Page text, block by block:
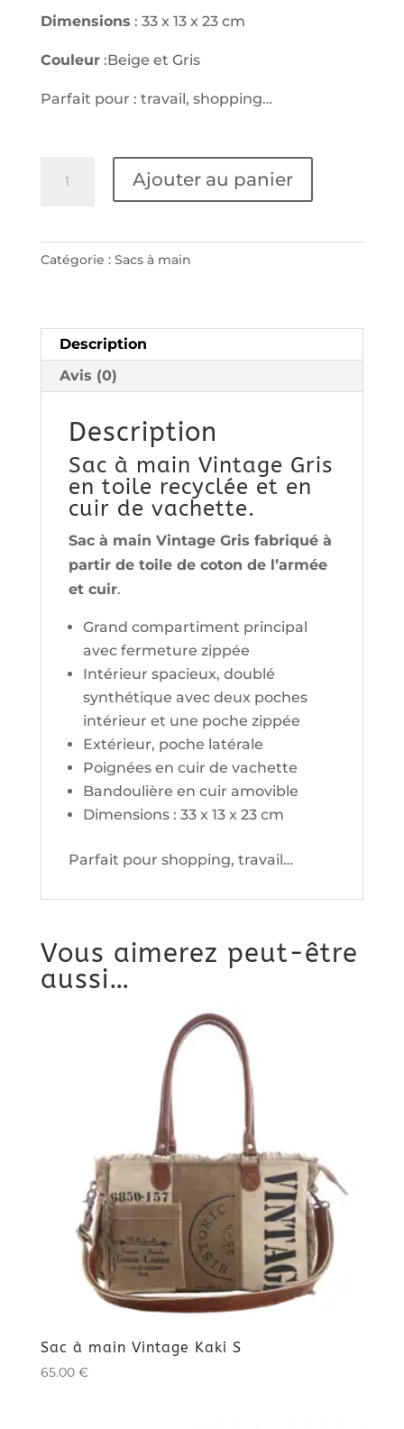
Dimensions : 33 x 13 x 23 cm
Couleur:Beige et Gris
Parfait pour : travail, shopping…
à
main
Ajouter au panier
Catégorie : Sacs à main
Description
Avis (0)
Description
Sac à main Vintage Gris
en toile recyclée et en
cuir de vachette.
Sac à main Vintage Gris fabriqué à
partir de toile de coton de l’armée
et cuir.
Grand compartiment principal
avec fermeture zippée
Intérieur spacieux, doublé
synthétique avec deux poches
intérieur et une poche zippée
Extérieur, poche latérale
Poignées en cuir de vachette
Bandoulière en cuir amovible
Dimensions : 33 x 13 x 23 cm
Parfait pour shopping, travail…
Vous aimerez peut-être
aussi…
Sac à main Vintage Kaki S
65.00 €